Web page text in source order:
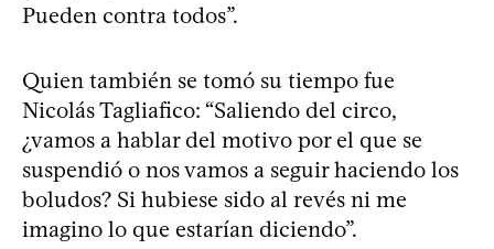
Pueden contra todos”.
Quien también se tomó su tiempo fue
Nicolás Tagliafico: “Saliendo del circo,
¿vamos a hablar del motivo por el que se
suspendió o nos vamos a seguir haciendo los
boludos? Si hubiese sido al revés ni me
imagino lo que estarían diciendo”.